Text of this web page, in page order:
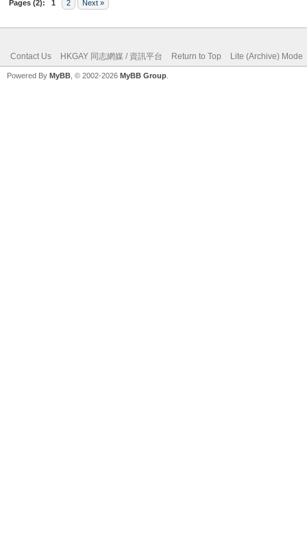
Pages (2): 1 2 Next »
Contact Us HKGAY 同志網媒 / 資訊平台 Return to Top Lite (Archive) Mode
Powered By MyBB , © 2002-2026 MyBB Group